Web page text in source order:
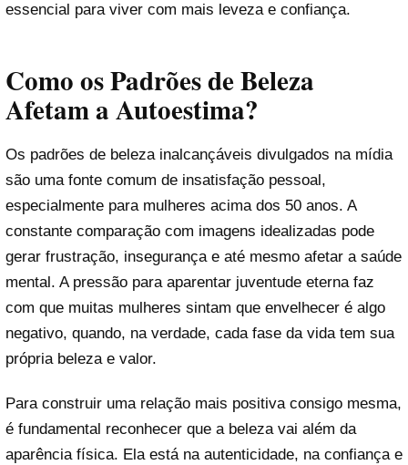
essencial para viver com mais leveza e confiança.
Como os Padrões de Beleza
Afetam a Autoestima?
Os padrões de beleza inalcançáveis divulgados na mídia
são uma fonte comum de insatisfação pessoal,
especialmente para mulheres acima dos 50 anos. A
constante comparação com imagens idealizadas pode
gerar frustração, insegurança e até mesmo afetar a saúde
mental. A pressão para aparentar juventude eterna faz
com que muitas mulheres sintam que envelhecer é algo
negativo, quando, na verdade, cada fase da vida tem sua
própria beleza e valor.
Para construir uma relação mais positiva consigo mesma,
é fundamental reconhecer que a beleza vai além da
aparência física. Ela está na autenticidade, na confiança e